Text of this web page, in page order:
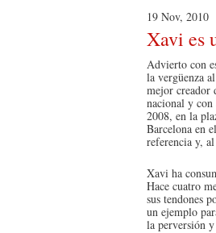
19 Nov, 2010
Xavi es
Advierto con
la vergüenza
mejor creador
nacional y
2008, en la
Barcelona en
referencia y,
Xavi ha
Hace cuatro
sus tendones
un ejemplo
la perversión